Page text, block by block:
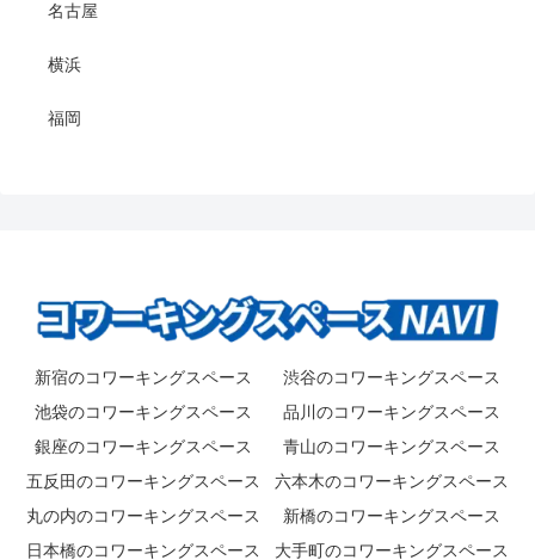
名古屋
横浜
福岡
新宿のコワーキングスペース
渋谷のコワーキングスペース
池袋のコワーキングスペース
品川のコワーキングスペース
銀座のコワーキングスペース
青山のコワーキングスペース
五反田のコワーキングスペース
六本木のコワーキングスペース
丸の内のコワーキングスペース
新橋のコワーキングスペース
日本橋のコワーキングスペース
大手町のコワーキングスペース